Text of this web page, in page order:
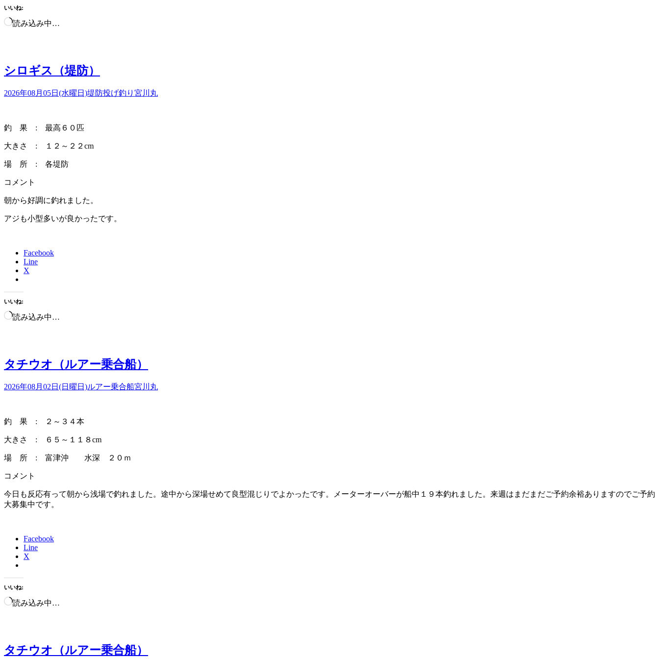
いいね:
読み込み中…
シロギス（堤防）
2026年08月05日(水曜日)堤防投げ釣り 宮川丸
釣 果 : 最高６０匹
大きさ : １２～２２cm
場 所 : 各堤防
コメント
朝から好調に釣れました。
アジも小型多いが良かったです。
Facebook
Line
X
いいね:
読み込み中…
タチウオ（ルアー乗合船）
2026年08月02日(日曜日)ルアー乗合船宮川丸
釣 果 : ２～３４本
大きさ : ６５～１１８cm
場 所 : 富津沖 水深 ２０ｍ
コメント
今日も反応有って朝から浅場で釣れました。途中から深場せめて良型混じりでよかったです。メーターオーバーが船中１９本釣れました。来週はまだまだご予約余裕ありますのでご予約
大募集中です。
Facebook
Line
X
いいね:
読み込み中…
タチウオ（ルアー乗合船）